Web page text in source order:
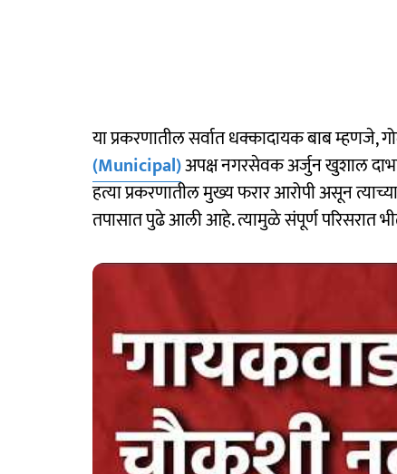
या प्रकरणातील सर्वात धक्कादायक बाब म्हणजे,
(Municipal)अपक्ष नगरसेवक अर्जुन खुशाल
हत्या प्रकरणातील मुख्य फरार आरोपी असून
तपासात पुढे आली आहे. त्यामुळे संपूर्ण परिसरात